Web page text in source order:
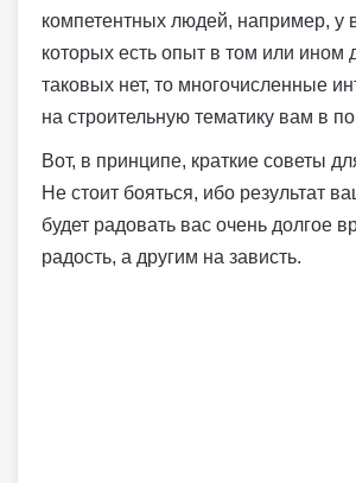
компетентных людей, например, у
которых есть опыт в том или ином
таковых нет, то многочисленные
на строительную тематику вам в
Вот, в принципе, краткие советы
Не стоит бояться, ибо результат
будет радовать вас очень долгое
радость, а другим на зависть.